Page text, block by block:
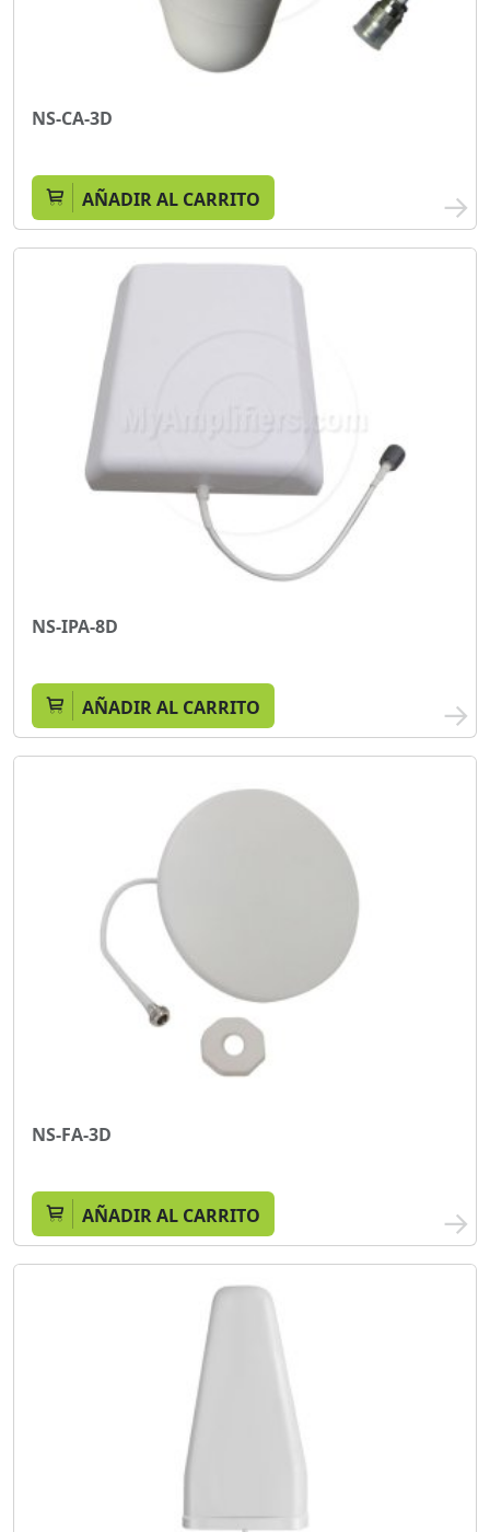
NS-CA-3D
AÑADIR AL CARRITO
NS-IPA-8D
AÑADIR AL CARRITO
NS-FA-3D
AÑADIR AL CARRITO